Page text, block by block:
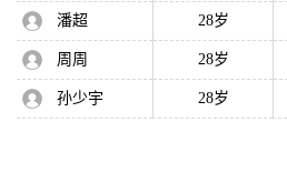
潘超 28岁
周周 28岁
孙少宇 28岁